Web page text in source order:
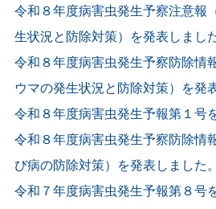
令和８年度病害虫発生予察注意報
生状況と防除対策）を発表しました
令和８年度病害虫発生予察防除情
ウマの発生状況と防除対策）を発
令和８年度病害虫発生予報第１号
令和８年度病害虫発生予察防除情
び病の防除対策）を発表しました。
令和７年度病害虫発生予報第８号